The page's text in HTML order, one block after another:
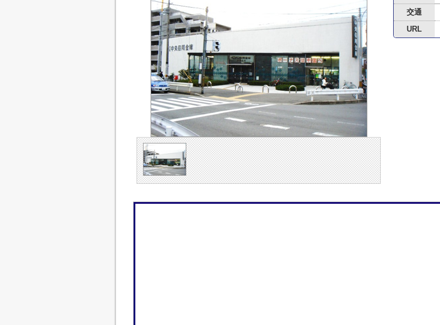
交通
URL